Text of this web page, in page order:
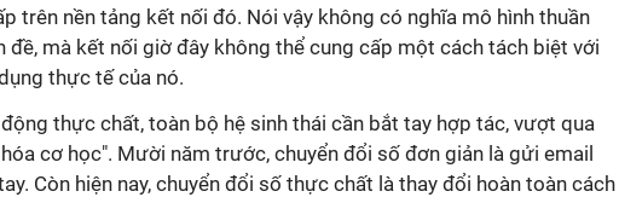
trên nền tảng kết nối đó. Nói vậy không có nghĩa mô hình thuần
đề, mà kết nối giờ đây không thể cung cấp một cách tách biệt với
thực tế của nó.
thực chất, toàn bộ hệ sinh thái cần bắt tay hợp tác, vượt qua
cơ học". Mười năm trước, chuyển đổi số đơn giản là gửi email
Còn hiện nay, chuyển đổi số thực chất là thay đổi hoàn toàn cách